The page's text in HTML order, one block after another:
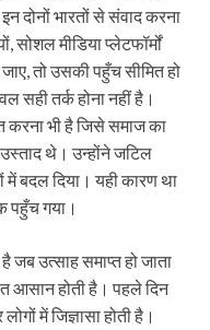
दोनों भारतों से संवाद करना
सोशल मीडिया प्लेटफॉर्मों
तो उसकी पहुँच सीमित हो
तर्क होना नहीं है।
करना भी है जिसे समाज का
थे। उन्होंने जटिल
में बदल दिया। यही कारण था
पहुँच गया।
जब उत्साह समाप्त हो जाता
आसान होती है। पहले दिन
में जिज्ञासा होती है।